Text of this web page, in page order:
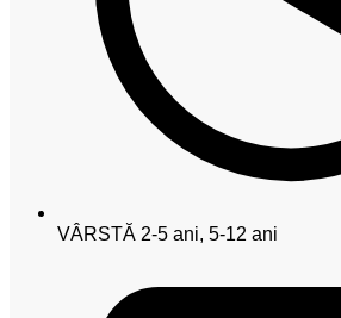
VÂRSTĂ 2-5 ani, 5-12 ani